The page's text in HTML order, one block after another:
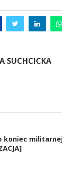
SUCHCICKA
koniec